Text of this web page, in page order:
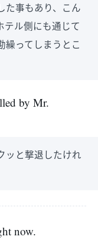
た事もあり、こん
テル側にも通じて
繰ってしまうとこ
by Mr.
ッと撃退したけれ
now.